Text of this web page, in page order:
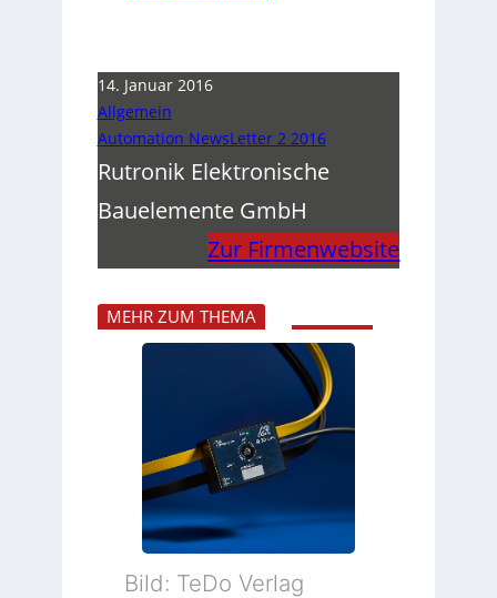
14. Januar 2016
Allgemein
Automation NewsLetter 2 2016
Rutronik Elektronische
Bauelemente GmbH
Zur Firmenwebsite
MEHR ZUM THEMA
Bild: TeDo Verlag